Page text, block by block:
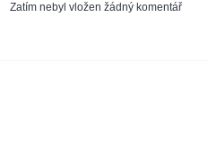
Zatím nebyl vložen žádný komentář